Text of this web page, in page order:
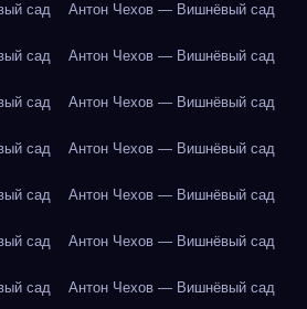
сад Антон Чехов — Вишнёвый сад
сад Антон Чехов — Вишнёвый сад
сад Антон Чехов — Вишнёвый сад
сад Антон Чехов — Вишнёвый сад
сад Антон Чехов — Вишнёвый сад
сад Антон Чехов — Вишнёвый сад
сад Антон Чехов — Вишнёвый сад